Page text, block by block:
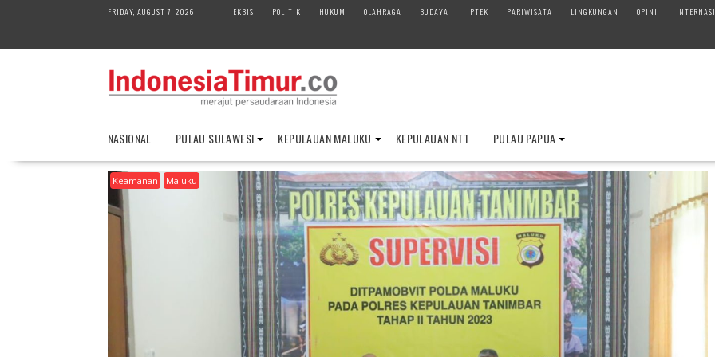
FRIDAY, AUGUST 7, 2026 EKBIS POLITIK HUKUM OLAHRAGA BUDAYA IPTEK PARIWISATA LINGKUNGAN OPINI
NASIONAL PULAU SULAWESI KEPULAUAN MALUKU KEPULAUAN NTT PULAU PAPUA
Keamanan Maluku